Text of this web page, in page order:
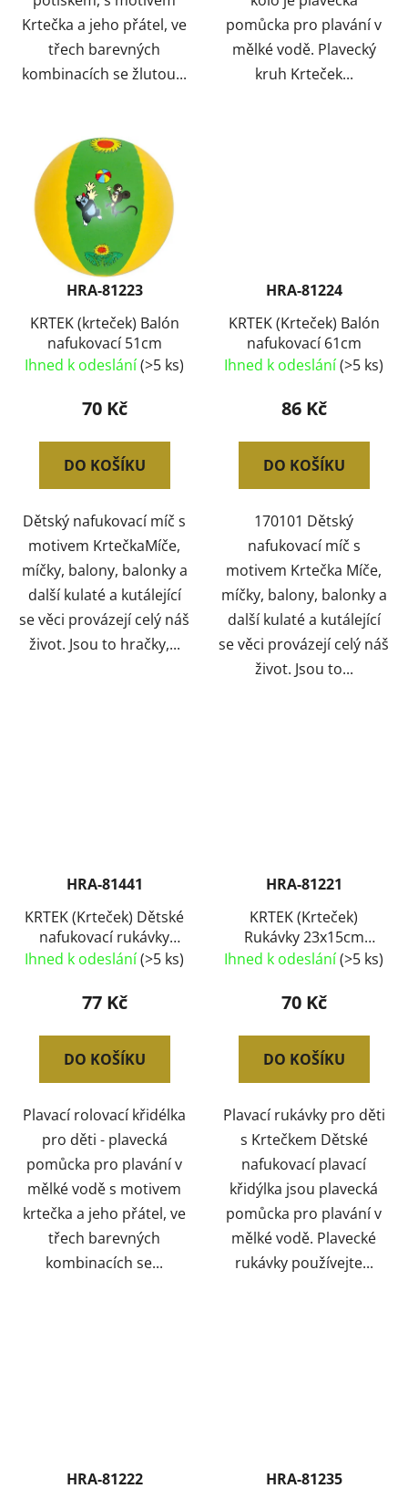
Krtečka a jeho přátel, ve
třech barevných
kombinacích se žlutou...
pomůcka pro plavání v
mělké vodě. Plavecký
kruh Krteček...
HRA-81223
KRTEK (krteček) Balón
nafukovací 51cm
Ihned k odeslání(>5 ks)
70 Kč
DO KOŠÍKU
Dětský nafukovací míč s
motivem KrtečkaMíče,
míčky, balony, balonky a
další kulaté a kutálející
se věci provázejí celý náš
život. Jsou to hračky,...
HRA-81224
KRTEK (Krteček) Balón
nafukovací 61cm
Ihned k odeslání(>5 ks)
86 Kč
DO KOŠÍKU
170101 Dětský
nafukovací míč s
motivem Krtečka Míče,
míčky, balony, balonky a
další kulaté a kutálející
se věci provázejí celý náš
život. Jsou to...
HRA-81441
KRTEK (Krteček) Dětské
nafukovací rukávky
18x17cm do vody 3
Ihned k odeslání(>5 ks)
77 Kč
DO KOŠÍKU
Plavací rolovací křidélka
pro děti - plavecká
pomůcka pro plavání v
mělké vodě s motivem
krtečka a jeho přátel, ve
třech barevných
kombinacích se...
HRA-81221
KRTEK (Krteček)
Rukávky 23x15cm
dětská nafukovací
Ihned k odeslání(>5 ks)
70 Kč
DO KOŠÍKU
Plavací rukávky pro děti
s Krtečkem Dětské
nafukovací plavací
křidýlka jsou plavecká
pomůcka pro plavání v
mělké vodě. Plavecké
rukávky používejte...
HRA-81222
HRA-81235